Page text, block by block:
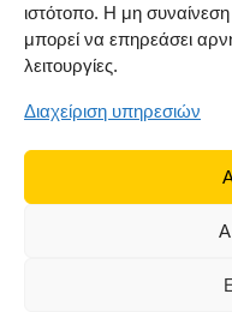
ιστότοπο. Η μη
μπορεί να επηρεάσει
λειτουργίες.
Διαχείριση υπηρεσιών